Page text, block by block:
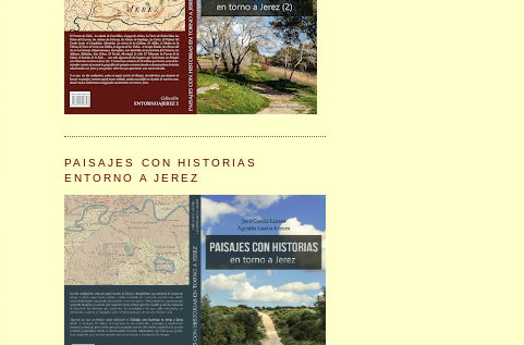
PAISAJES CON HISTORIAS
ENTORNO A JEREZ